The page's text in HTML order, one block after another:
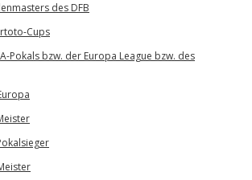
des DFB
Cups
Pokals bzw. der Europa League bzw. des